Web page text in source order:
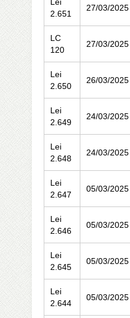
2.651
27/03/2025
LC
120
27/03/2025
Lei
2.650
26/03/2025
Lei
2.649
24/03/2025
Lei
2.648
24/03/2025
Lei
2.647
05/03/2025
Lei
2.646
05/03/2025
Lei
2.645
05/03/2025
Lei
2.644
05/03/2025